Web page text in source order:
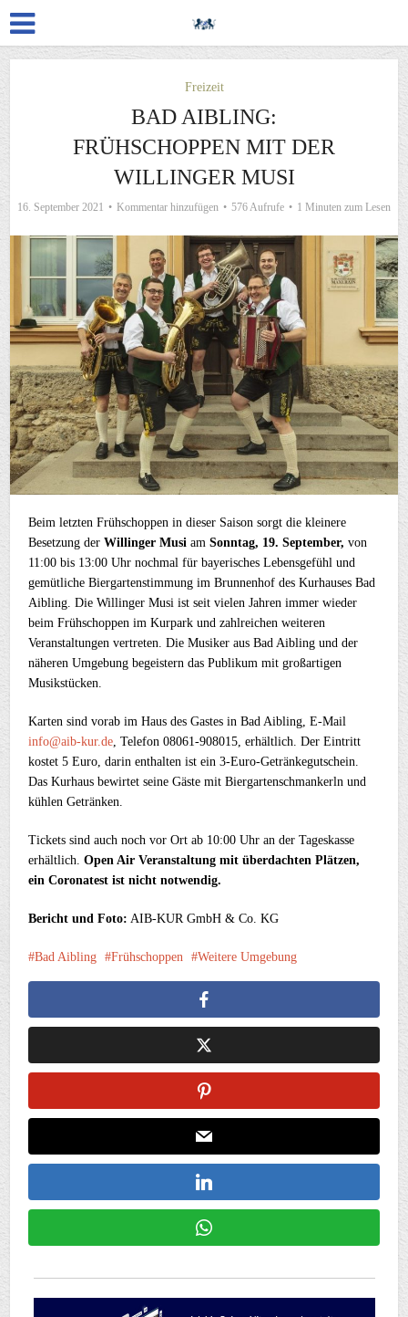
Freizeit
BAD AIBLING:
FRÜHSCHOPPEN MIT DER
WILLINGER MUSI
16. September 2021 Kommentar hinzufügen 576 Aufrufe 1 Minuten zum Lesen
Beim letzten Frühschoppen in dieser Saison sorgt die kleinere
Besetzung derWillinger Musi amSonntag, 19. September, von
11:00 bis 13:00 Uhr nochmal für bayerisches Lebensgefühl und
gemütliche Biergartenstimmung im Brunnenhof des Kurhauses Bad
Aibling. Die Willinger Musi ist seit vielen Jahren immer wieder
beim Frühschoppen im Kurpark und zahlreichen weiteren
Veranstaltungen vertreten. Die Musiker aus Bad Aibling und der
näheren Umgebung begeistern das Publikum mit großartigen
Musikstücken.
Karten sind vorab im Haus des Gastes in Bad Aibling, E-Mail
info@aib-kur.de, Telefon 08061-908015, erhältlich. Der Eintritt
kostet 5 Euro, darin enthalten ist ein 3-Euro-Getränkegutschein.
Das Kurhaus bewirtet seine Gäste mit Biergartenschmankerln und
kühlen Getränken.
Tickets sind auch noch vor Ort ab 10:00 Uhr an der Tageskasse
erhältlich.Open Air Veranstaltung mit überdachten Plätzen,
ein Coronatest ist nicht notwendig.
Bericht und Foto: AIB-KUR GmbH & Co. KG
Bad Aibling Frühschoppen Weitere Umgebung